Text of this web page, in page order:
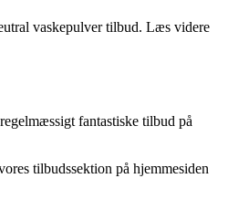
vaskepulver tilbud. Læs videre
fantastiske tilbud på
tilbudssektion på hjemmesiden